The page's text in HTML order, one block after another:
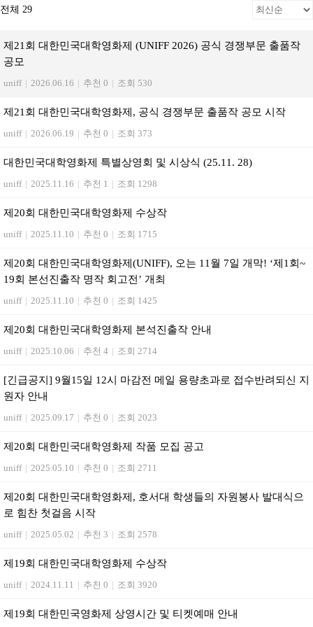
전체 29
제21회 대한민국대학영화제 (UNIFF 2026) 공식 경쟁부문 출품작
공모
uniff | 2026.06.16 | 추천 0 | 조회 530
제21회 대한민국대학영화제, 공식 경쟁부문 출품작 공모 시작
uniff | 2026.06.19 | 추천 0 | 조회 373
대한민국대학영화제 특별상영회 및 시상식 (25.11. 28)
uniff | 2025.11.16 | 추천 1 | 조회 1298
제20회 대한민국대학영화제 수상작
uniff | 2025.11.10 | 추천 0 | 조회 1715
제20회 대한민국대학영화제(UNIFF), 오는 11월 7일 개막! ‘제1회~
19회 본선진출작 명작 회고전’ 개최
uniff | 2025.11.10 | 추천 0 | 조회 1425
제20회 대한민국대학영화제 본석진출작 안내
uniff | 2025.10.06 | 추천 4 | 조회 2714
[긴급공지] 9월15일 12시 마감전 메일 용량초과로 접수반려되신 지
원자 안내
uniff | 2025.09.17 | 추천 0 | 조회 2023
제20회 대한민국대학영화제 작품 모집 공고
uniff | 2025.05.10 | 추천 0 | 조회 2711
제20회 대한민국대학영화제, 호서대 학생들의 자원봉사 발대식으
로 힘찬 첫걸음 시작
uniff | 2025.05.02 | 추천 3 | 조회 2578
제19회 대한민국대학영화제 수상작
uniff | 2024.11.11 | 추천 0 | 조회 3920
제19회 대한민국영화제 상영시간 및 티켓예매 안내